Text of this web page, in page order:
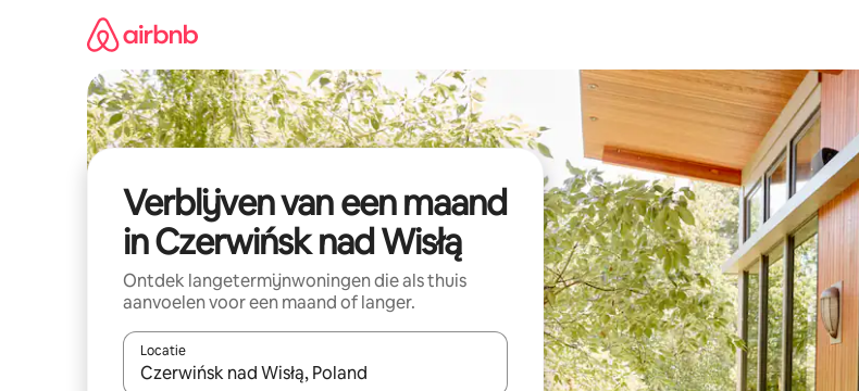
Verblijven van een maand
in Czerwińsk nad Wisłą
Ontdek langetermijnwoningen die als thuis
aanvoelen voor een maand of langer.
Locatie
Wanneer er resultaten beschikbaar zijn, maak je een keuze met je de pijltjestoetsen omhoog en